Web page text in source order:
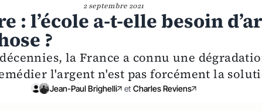
2 septembre 2021
: l’école a-t-elle besoin
?
la France a connu une
l'argent n'est pas forcément la
Jean-Paul Brighelli et Charles Reviens